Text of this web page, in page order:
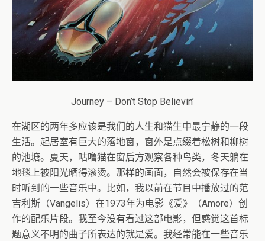
Journey – Don’t Stop Believin’
在湖区的两年多应该是我们的人生和猫生中最宁静的一段
生活。起居室有巨大的落地窗，窗外是点缀着松树和柳树
的池塘。夏天，咕噜猫在窗后方观察各种鸟类，冬天躺在
地毯上被阳光晒得滚烫。那样的画面，自然会被保存在当
时听到的一些音乐中。比如，我以前在节目中播放过的范
吉利斯（Vangelis）在1973年为电影《爱》（Amore）创
作的配乐片段。我至今没有看过这部电影，但感觉这首标
题意义不明的曲子所表达的就是爱。我经常能在一些音乐